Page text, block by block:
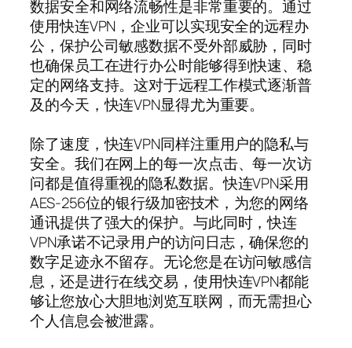
数据安全和网络流畅性是非常重要的。通过
使用快连VPN，企业可以实现安全的远程办
公，保护公司敏感数据不受外部威胁，同时
也确保员工在进行办公时能够得到快速、稳
定的网络支持。这对于远程工作模式逐渐普
及的今天，快连VPN显得尤为重要。
除了速度，快连VPN同样注重用户的隐私与
安全。我们在网上的每一次点击、每一次访
问都是值得重视的隐私数据。快连VPN采用
AES-256位的银行级加密技术，为您的网络
通讯提供了强大的保护。与此同时，快连
VPN承诺不记录用户的访问日志，确保您的
数字足迹永不留存。无论您是在访问敏感信
息，还是进行在线交易，使用快连VPN都能
够让您放心大胆地浏览互联网，而无需担心
个人信息会被泄露。